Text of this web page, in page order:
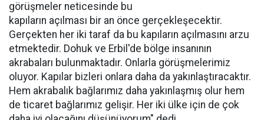
görüşmeler neticesinde bu
kapıların açılması bir an önce gerçekleşecektir.
Gerçekten her iki taraf da bu kapıların açılmasını arzu
etmektedir. Dohuk ve Erbil'de bölge insanının
akrabaları bulunmaktadır. Onlarla görüşmelerimiz
oluyor. Kapılar bizleri onlara daha da yakınlaştıracaktır.
Hem akrabalık bağlarımız daha yakınlaşmış olur hem
de ticaret bağlarımız gelişir. Her iki ülke için de çok